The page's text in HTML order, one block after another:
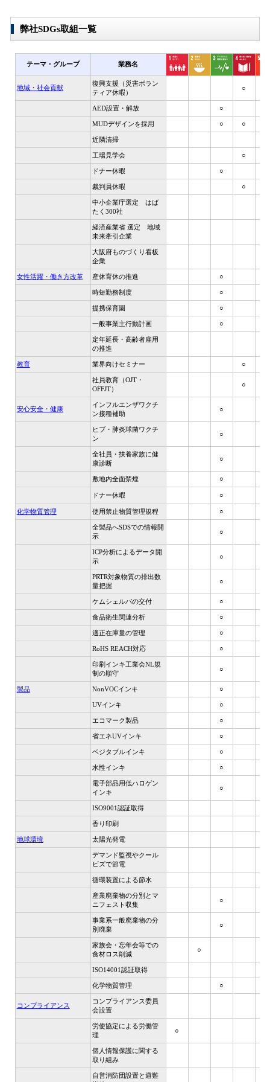
弊社SDGs取組一覧
テーマ・グループ 業務名
地域・社会貢献
復興支援（災害ボラン
ティア休暇）
○
AED設置・解放 ○
MUDデザインを採用 ○ ○
近隣清掃
工場見学会 ○
ドナー休暇 ○
裁判員休暇 ○
中小企業庁選定 はば
たく300社
経済産業省 選定 地域
未来牽引企業
大阪府ものづくり看板
企業
女性活躍・働き方改革 産休育休の推進 ○
時短勤務制度 ○
提携保育園 ○
一般事業主行動計画 ○
定年延長・高齢者雇用
の推進
教育 業界向けセミナー ○
社員教育（OJT・
OFFJT）
○
安心安全・健康
インフルエンザワクチ
ン接種補助
○
ヒブ・肺炎球菌ワクチ
ン
○
全社員・扶養家族に健
康診断
○
敷地内全面禁煙 ○
ドナー休暇 ○
化学物質管理 使用禁止物質管理規程 ○
全製品へSDSでの情報開
示
○
ICP分析によるデータ開
示
○
PRTR対象物質の排出数
量把握
○
ケムシェルパの交付 ○
食品衛生関連分析 ○
適正在庫量の管理 ○
RoHS REACH対応 ○
印刷インキ工業会NL規
制の順守
○
製品 NonVOCインキ ○
UVインキ ○
エコマーク製品 ○
省エネUVインキ ○
ベジタブルインキ ○
水性インキ ○
電子部品用低ハロゲン
インキ
○
ISO9001認証取得
香り印刷
地球環境 太陽光発電
デマンド監視やクール
ビズで節電
循環装置による節水
産業廃棄物の分別とマ
ニフェスト収集
○
事業系一般廃棄物の分
別廃棄
○
家族会・忘年会等での
食材ロス削減
○
ISO14001認証取得
化学物質管理 ○
コンプライアンス
コンプライアンス委員
会設置
労使協定による労働管
理
○
個人情報保護に関する
取り組み
自営消防団設置と避難